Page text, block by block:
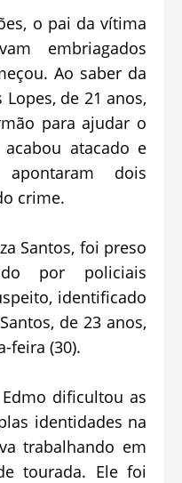
o pai da vítima
embriagados
Ao saber da
de 21 anos,
para ajudar o
atacado e
apontaram dois
crime.
Santos, foi preso
por policiais
identificado
de 23 anos,
feira (30).
dificultou as
identidades na
trabalhando em
tourada. Ele foi